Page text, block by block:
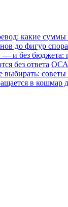
какие
до фигур
и без бюджета:
без ответа
выбирать:
в кошмар